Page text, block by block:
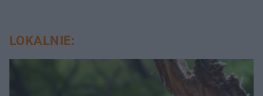
LOKALNIE: